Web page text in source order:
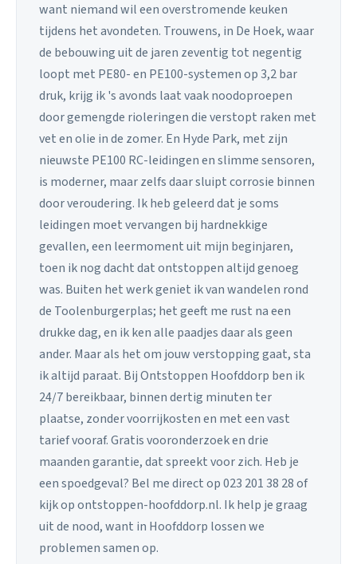
want niemand wil een overstromende keuken
tijdens het avondeten. Trouwens, in De Hoek, waar
de bebouwing uit de jaren zeventig tot negentig
loopt met PE80- en PE100-systemen op 3,2 bar
druk, krijg ik 's avonds laat vaak noodoproepen
door gemengde rioleringen die verstopt raken met
vet en olie in de zomer. En Hyde Park, met zijn
nieuwste PE100 RC-leidingen en slimme sensoren,
is moderner, maar zelfs daar sluipt corrosie binnen
door veroudering. Ik heb geleerd dat je soms
leidingen moet vervangen bij hardnekkige
gevallen, een leermoment uit mijn beginjaren,
toen ik nog dacht dat ontstoppen altijd genoeg
was. Buiten het werk geniet ik van wandelen rond
de Toolenburgerplas; het geeft me rust na een
drukke dag, en ik ken alle paadjes daar als geen
ander. Maar als het om jouw verstopping gaat, sta
ik altijd paraat. Bij Ontstoppen Hoofddorp ben ik
24/7 bereikbaar, binnen dertig minuten ter
plaatse, zonder voorrijkosten en met een vast
tarief vooraf. Gratis vooronderzoek en drie
maanden garantie, dat spreekt voor zich. Heb je
een spoedgeval? Bel me direct op 023 201 38 28 of
kijk op ontstoppen-hoofddorp.nl. Ik help je graag
uit de nood, want in Hoofddorp lossen we
problemen samen op.